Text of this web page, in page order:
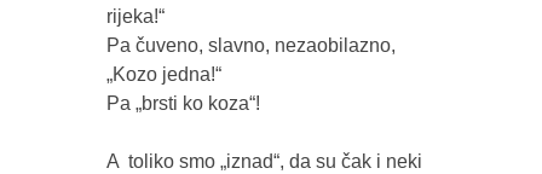
rijeka!“
Pa čuveno, slavno, nezaobilazno,
„Kozo jedna!“
Pa „brsti ko koza“!
A  toliko smo „iznad“, da su čak i neki